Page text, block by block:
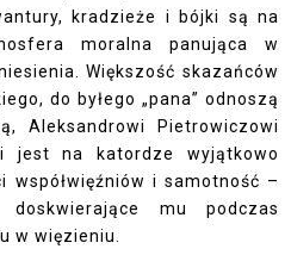
kradzieże i bójki są na
moralna panująca w
Większość skazańców
do byłego „pana” odnoszą
Aleksandrowi Pietrowiczowi
jest na katordze wyjątkowo
współwięźniów i samotność –
mu podczas
w więzieniu.